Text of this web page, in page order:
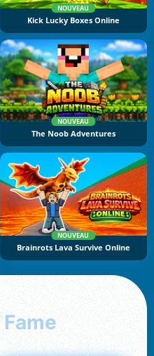
NOUVEAU
Kick Lucky Boxes Online
NOUVEAU
The Noob Adventures
NOUVEAU
Brainrots Lava Survive Online
Fame